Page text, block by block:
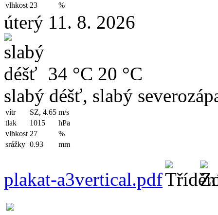
vlhkost 23 %
úterý 11. 8. 2026
34 °C 20 °C
slabý déšť, slabý
vítr SZ, 4.65 m/s
tlak
1015
hPa
vlhkost 27
%
srážky 0.93 mm
plakat-a3vertical.pdf